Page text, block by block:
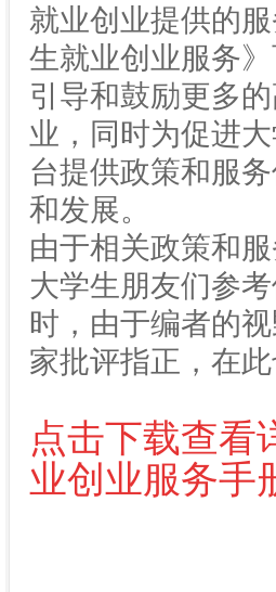
就业创业提供的
生就业创业服务
引导和鼓励更多
业，同时为促进
台提供政策和服
和发展。
由于相关政策和
大学生朋友们参
时，由于编者的
家批评指正，在
点击下载查看
业创业服务手